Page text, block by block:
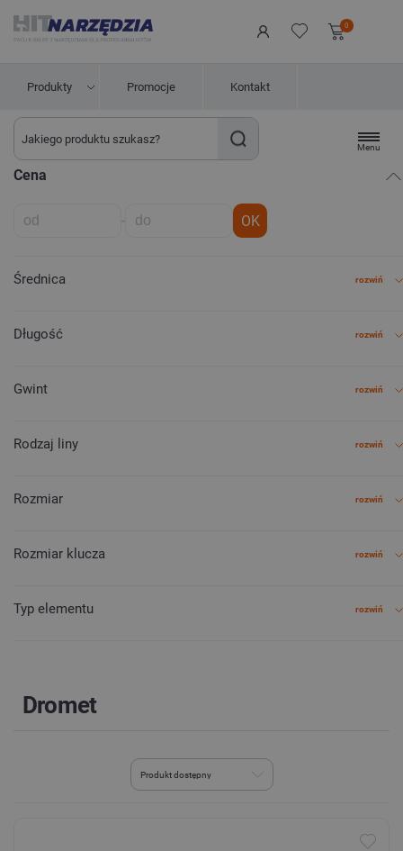
0
Produkty Promocje Kontakt
Menu
Cena
- OK
Średnica rozwiń
Długość rozwiń
Gwint rozwiń
Rodzaj liny rozwiń
Rozmiar rozwiń
Rozmiar klucza rozwiń
Typ elementu rozwiń
Dromet